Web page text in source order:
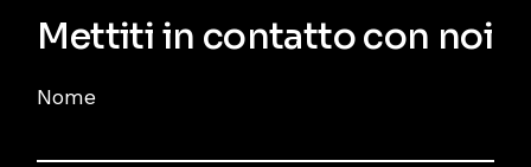
Mettiti in contatto con noi
Nome